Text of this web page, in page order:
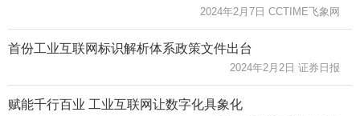
2024年2月7日 CCTIME飞象网
首份工业互联网标识解析体系政策文件出台
2024年2月2日 证券日报
赋能千行百业 工业互联网让数字化具象化